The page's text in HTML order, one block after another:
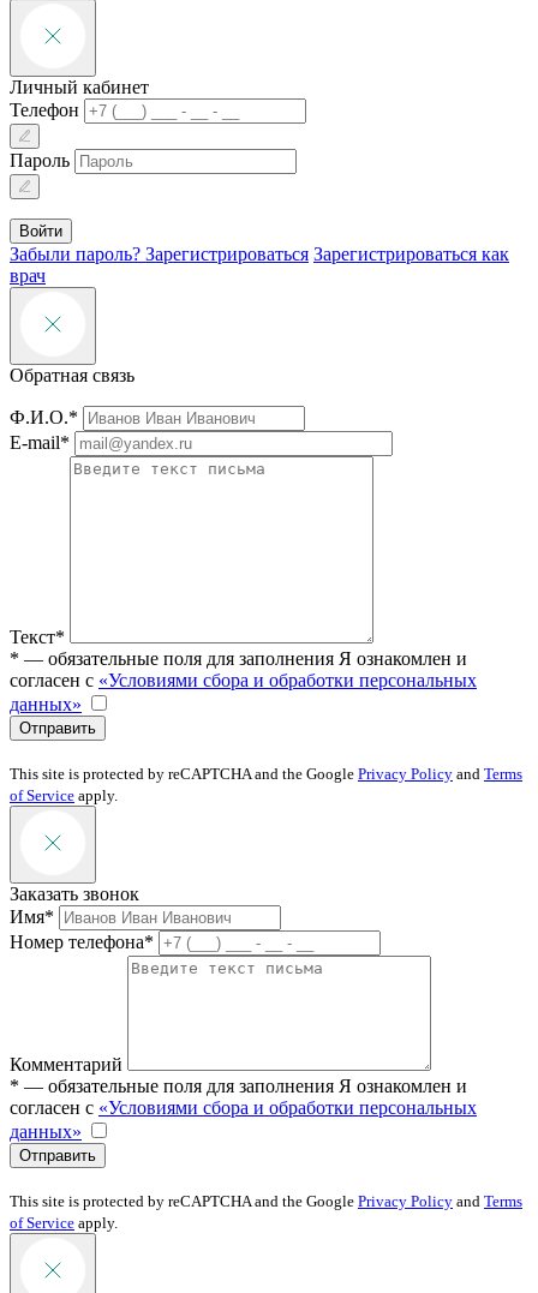
Личный кабинет
Телефон
Пароль
Войти
Забыли пароль? Зарегистрироваться Зарегистрироваться как
врач
Обратная связь
Ф.И.О.*
E-mail*
Текст*
* — обязательные поля для заполнения Я ознакомлен и
согласен с «Условиями сбора и обработки персональных
данных»
Отправить
This site is protected by reCAPTCHA and the Google Privacy Policy and Terms
of Service apply.
Заказать звонок
Имя*
Номер телефона*
Комментарий
* — обязательные поля для заполнения Я ознакомлен и
согласен с «Условиями сбора и обработки персональных
данных»
Отправить
This site is protected by reCAPTCHA and the Google Privacy Policy and Terms
of Service apply.